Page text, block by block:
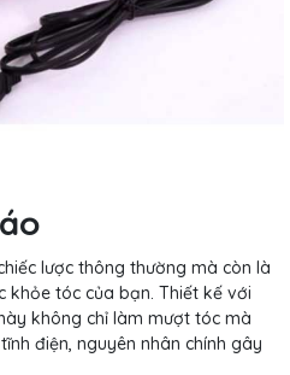
lược thông thường mà còn là
khỏe tóc của bạn. Thiết kế với
không chỉ làm mượt tóc mà
điện, nguyên nhân chính gây